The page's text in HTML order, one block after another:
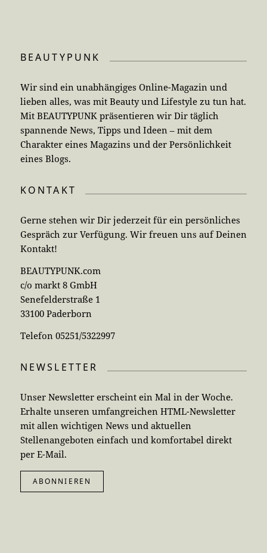
BEAUTYPUNK
Wir sind ein unabhängiges Online-Magazin und
lieben alles, was mit Beauty und Lifestyle zu tun hat.
Mit BEAUTYPUNK präsentieren wir Dir täglich
spannende News, Tipps und Ideen – mit dem
Charakter eines Magazins und der Persönlichkeit
eines Blogs.
KONTAKT
Gerne stehen wir Dir jederzeit für ein persönliches
Gespräch zur Verfügung. Wir freuen uns auf Deinen
Kontakt!
BEAUTYPUNK.com
c/o markt 8 GmbH
Senefelderstraße 1
33100 Paderborn
Telefon 05251/5322997
NEWSLETTER
Unser Newsletter erscheint ein Mal in der Woche.
Erhalte unseren umfangreichen HTML-Newsletter
mit allen wichtigen News und aktuellen
Stellenangeboten einfach und komfortabel direkt
per E-Mail.
ABONNIEREN